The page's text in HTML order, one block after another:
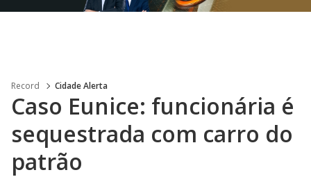
Record Cidade Alerta
Caso Eunice: funcionária é
sequestrada com carro do
patrão